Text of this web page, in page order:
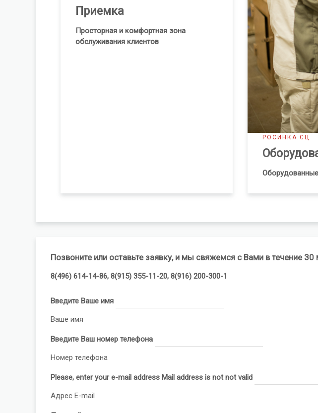
Приемка
Просторная и комфортная зона
обслуживания клиентов
РОСИНКА СЦ
Позвоните или оставьте заявку, и мы свяжемся с Вами в течение 30
8(496) 614-14-86, 8(915) 355-11-20, 8(916) 200-300-1
Введите Ваше имя
Ваше имя
Введите Ваш номер телефона
Номер телефона
Please, enter your e-mail address Mail address is not not valid
Адрес E-mail